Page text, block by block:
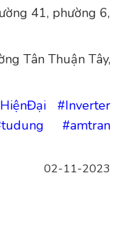
41, phường 6,
Tân Thuận Tây,
#Inverter
#amtran
02-11-2023